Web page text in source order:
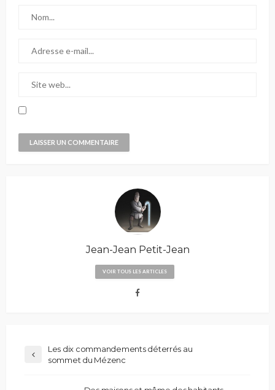
Jean-Jean Petit-Jean
VOIR TOUS LES ARTICLES
Les dix commandements déterrés au
sommet du Mézenc